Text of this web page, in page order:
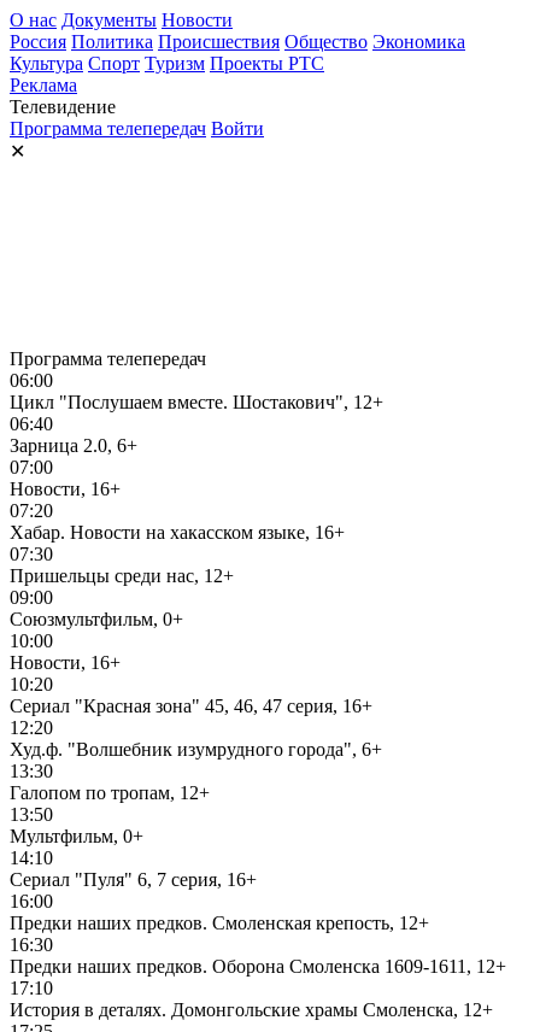
О нас Документы Новости
Россия Политика Происшествия Общество Экономика
Культура Спорт Туризм Проекты РТС
Реклама
Телевидение
Программа телепередач Войти
✕
Программа телепередач
06:00
Цикл "Послушаем вместе. Шостакович", 12+
06:40
Зарница 2.0, 6+
07:00
Новости, 16+
07:20
Хабар. Новости на хакасском языке, 16+
07:30
Пришельцы среди нас, 12+
09:00
Союзмультфильм, 0+
10:00
Новости, 16+
10:20
Сериал "Красная зона" 45, 46, 47 серия, 16+
12:20
Худ.ф. "Волшебник изумрудного города", 6+
13:30
Галопом по тропам, 12+
13:50
Мультфильм, 0+
14:10
Сериал "Пуля" 6, 7 серия, 16+
16:00
Предки наших предков. Смоленская крепость, 12+
16:30
Предки наших предков. Оборона Смоленска 1609-1611, 12+
17:10
История в деталях. Домонгольские храмы Смоленска, 12+